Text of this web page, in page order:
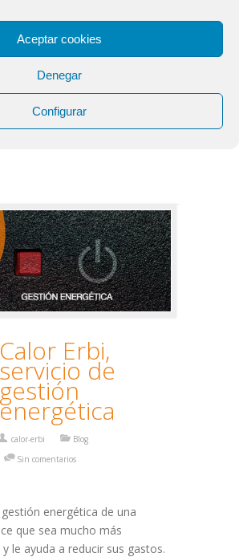
Aceptar cookies
Denegar
Configurar
la Tierra superaba los
año tras año y
7.600 millones de personas
el planeta. Un nuevo informa
Calor Erbi,
servicio de
gestión
energética
calor-erbi
Blog
Sin comentarios
energética de una
que sea mucho más
le ayuda a reducir sus gastos.